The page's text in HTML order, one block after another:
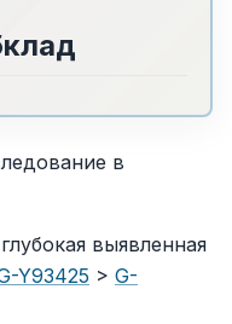
в
выявленная
Y93425 > G-